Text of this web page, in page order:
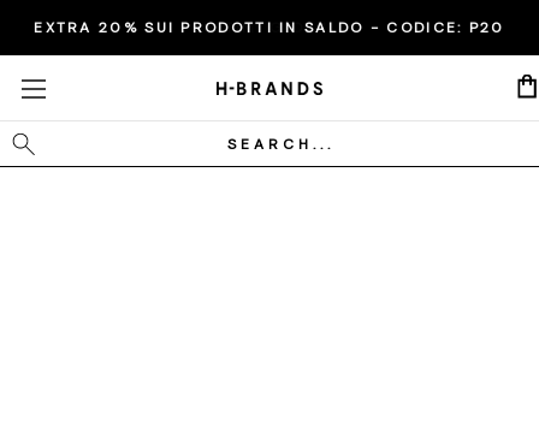
EXTRA 20% SUI PRODOTTI IN SALDO - CODICE: P20
Cerca